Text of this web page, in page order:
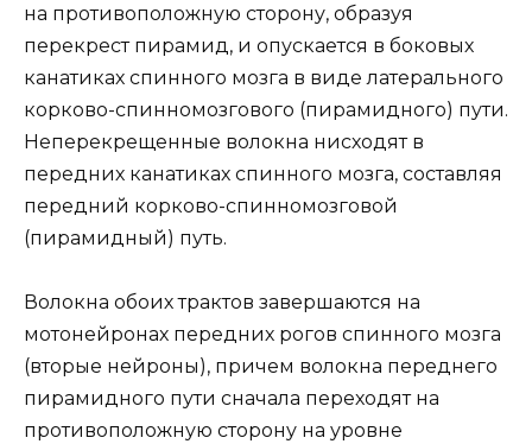
на противоположную сторону, образуя
перекрест пирамид, и опускается в боковых
канатиках спинного мозга в виде латерального
корково-спинномозгового (пирамидного) пути.
Неперекрещенные волокна нисходят в
передних канатиках спинного мозга, составляя
передний корково-спинномозговой
(пирамидный) путь.
Волокна обоих трактов завершаются на
мотонейронах передних рогов спинного мозга
(вторые нейроны), причем волокна переднего
пирамидного пути сначала переходят на
противоположную сторону на уровне